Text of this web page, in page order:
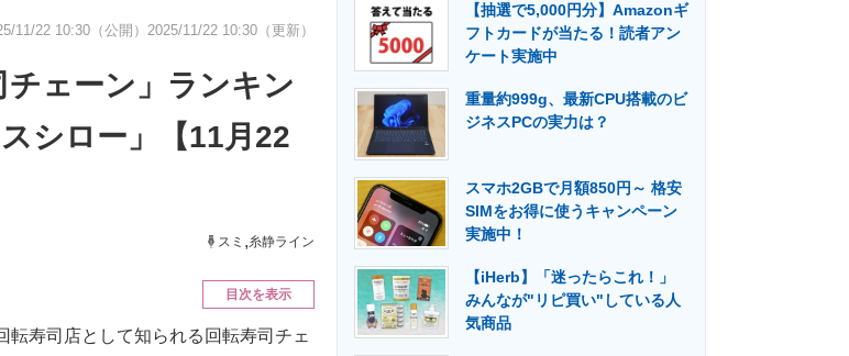
経営リーダーのコミュニティ マーケ×ITの今がよく分かる
IT製品の技術・比較・事例 製造業のIT導入・活用を支援
エネルギーの専門メディア 建設×テクノロジーの最前線
11/22 10:30（公開） 2025/11/22 10:30（更新）
ェーン」ランキン
シロー」【11月22
スミ ,糸静ライン
目次を表示
寿司店として知られる回転寿司チェ
【抽選で5,000円分】Amazonギ
フトカードが当たる！読者アン
ケート実施中
重量約999g、最新CPU搭載のビ
ジネスPCの実力は？
スマホ2GBで月額850円～ 格安
SIMをお得に使うキャンペーン
実施中！
【iHerb】「迷ったらこれ！」
みんなが"リピ買い"している人
気商品